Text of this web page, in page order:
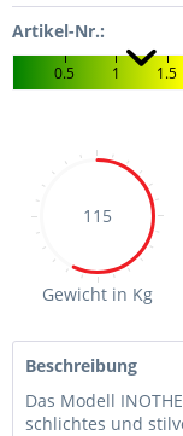
Artikel-Nr.:
0.5 1 1.5
115
Gewicht in Kg
Beschreibung
Das Modell
schlichtes und